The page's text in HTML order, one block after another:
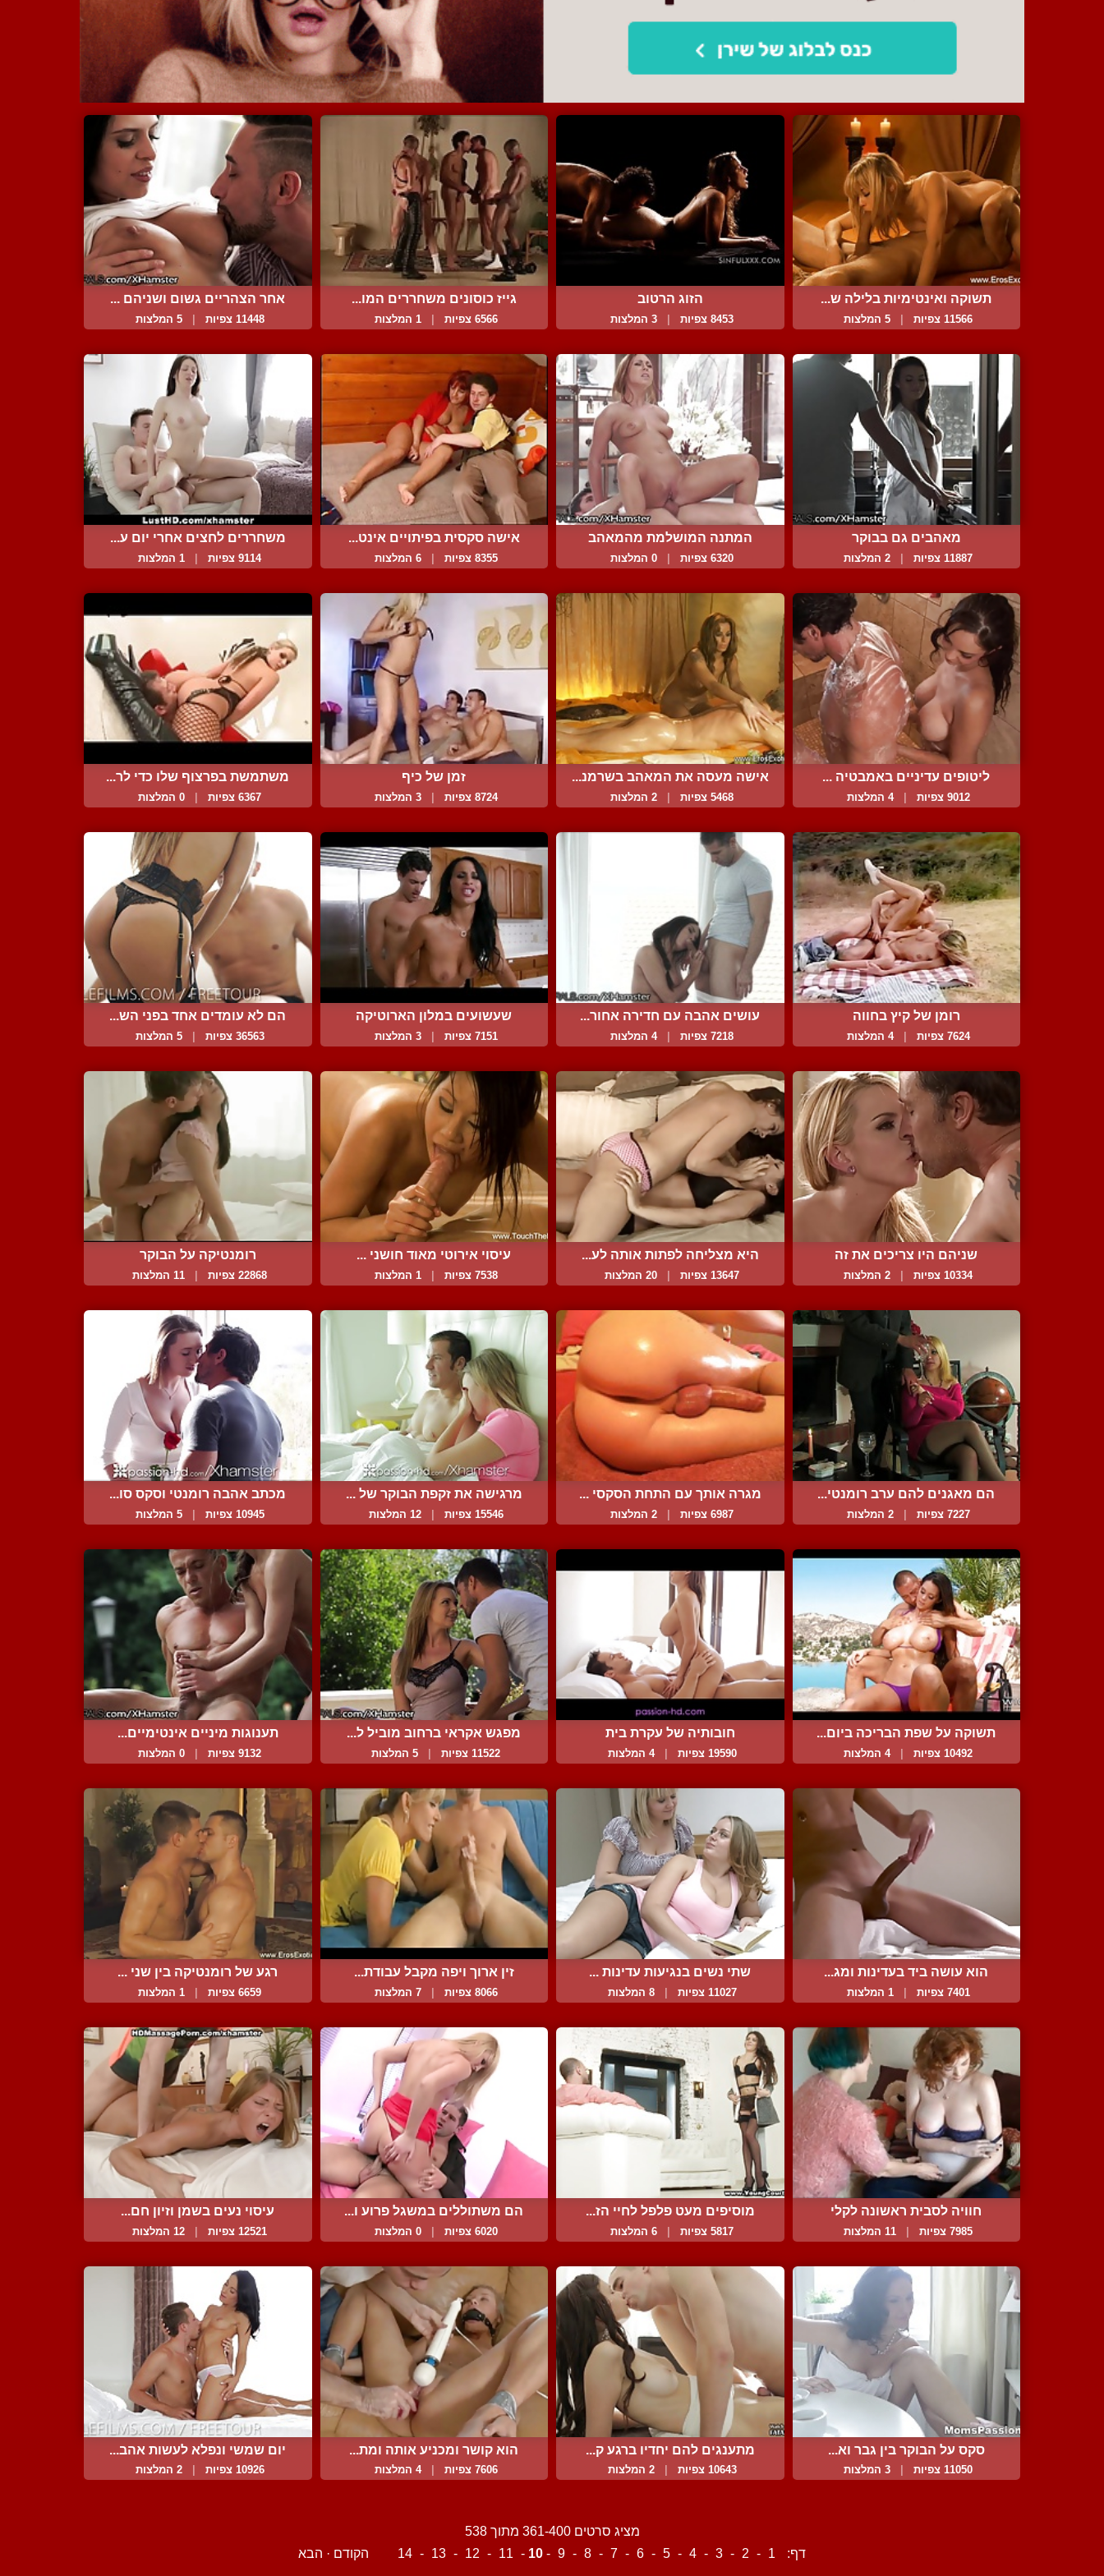
תשוקה ואינטימיות בלילה ש...
11566 צפיות 5 המלצות
הזוג הרטוב
8453 צפיות 3 המלצות
גייז כוסונים משחררים המו...
6566 צפיות 1 המלצות
אחר הצהריים גשום ושניהם ...
11448 צפיות 5 המלצות
מאהבים גם בבוקר
11887 צפיות 2 המלצות
המתנה המושלמת מהמאהב
6320 צפיות 0 המלצות
אישה סקסית בפיתויים אינט...
8355 צפיות 6 המלצות
משחררים לחצים אחרי יום ע...
9114 צפיות 1 המלצות
ליטופים עדיניים באמבטיה ...
9012 צפיות 4 המלצות
אישה מעסה את המאהב בשרמנ...
5468 צפיות 2 המלצות
זמן של כיף
8724 צפיות 3 המלצות
משתמשת בפרצוף שלו כדי לר...
6367 צפיות 0 המלצות
רומן של קיץ בחווה
7624 צפיות 4 המלצות
עושים אהבה עם חדירה אחור...
7218 צפיות 4 המלצות
שעשועים במלון הארוטיקה
7151 צפיות 3 המלצות
הם לא עומדים אחד בפני הש...
36563 צפיות 5 המלצות
שניהם היו צריכים את זה
10334 צפיות 2 המלצות
היא מצליחה לפתות אותה לע...
13647 צפיות 20 המלצות
עיסוי אירוטי מאוד חושני ...
7538 צפיות 1 המלצות
רומנטיקה על הבוקר
22868 צפיות 11 המלצות
הם מאגנים להם ערב רומנטי...
7227 צפיות 2 המלצות
מגרה אותך עם התחת הסקסי ...
6987 צפיות 2 המלצות
מרגישה את זקפת הבוקר של ...
15546 צפיות 12 המלצות
מכתב אהבה רומנטי וסקס סו...
10945 צפיות 5 המלצות
תשוקה על שפת הבריכה ביום...
10492 צפיות | 4 המלצות
חובותיה של עקרת בית
19590 צפיות | 4 המלצות
מפגש אקראי ברחוב מוביל ל...
11522 צפיות | 5 המלצות
תענוגות מיניים אינטימיים...
9132 צפיות | 0 המלצות
הוא עושה ביד בעדינות ומג...
7401 צפיות | 1 המלצות
שתי נשים בנגיעות עדינות ...
11027 צפיות | 8 המלצות
זין ארוך ויפה מקבל עבודת...
8066 צפיות | 7 המלצות
רגע של רומנטיקה בין שני ...
6659 צפיות | 1 המלצות
חוויה לסבית ראשונה לקלי
7985 צפיות | 11 המלצות
מוסיפים מעט פלפל לחיי הז...
5817 צפיות | 6 המלצות
הם משתוללים במשגל פרוע ו...
6020 צפיות | 0 המלצות
עיסוי נעים בשמן וזיון חם...
12521 צפיות | 12 המלצות
סקס על הבוקר בין גבר וא...
11050 צפיות 3 המלצות
מתענגים להם יחדיו ברגע ק...
10643 צפיות 2 המלצות
הוא קושר ומכניע אותה ומת...
7606 צפיות 4 המלצות
יום שמשי ונפלא לעשות אהב...
10926 צפיות 2 המלצות
מציג סרטים 361-400 מתוך 538
דף:
1
-
2
-
3
-
4
-
5
-
6
-
7
-
8
-
9
-
10
-
11
-
12
-
13
-
14 הקודם · הבא